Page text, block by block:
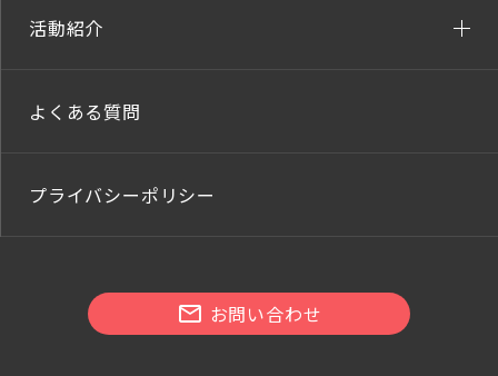
活動紹介
よくある質問
プライバシーポリシー
お問い合わせ